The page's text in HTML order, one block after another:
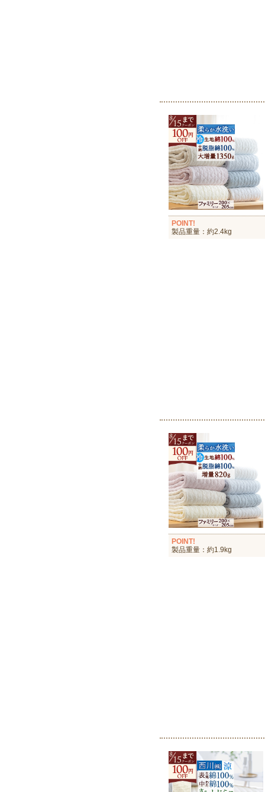
POINT!
製品重量：約2.4kg
POINT!
製品重量：約1.9kg